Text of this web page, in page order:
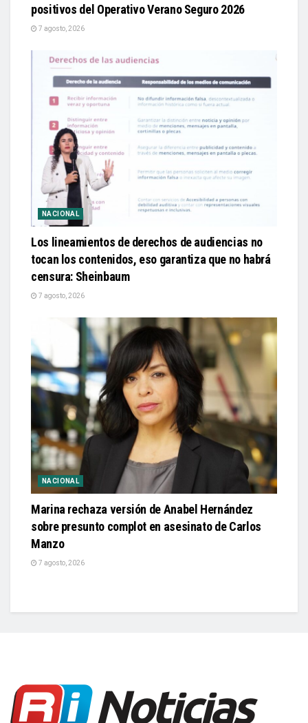
positivos del Operativo Verano Seguro 2026
7 agosto, 2026
NACIONAL
Los lineamientos de derechos de audiencias no
tocan los contenidos, eso garantiza que no habrá
censura: Sheinbaum
7 agosto, 2026
NACIONAL
Marina rechaza versión de Anabel Hernández
sobre presunto complot en asesinato de Carlos
Manzo
7 agosto, 2026